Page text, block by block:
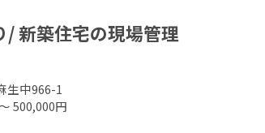
新築住宅の現場管理
生中966-1
500,000円